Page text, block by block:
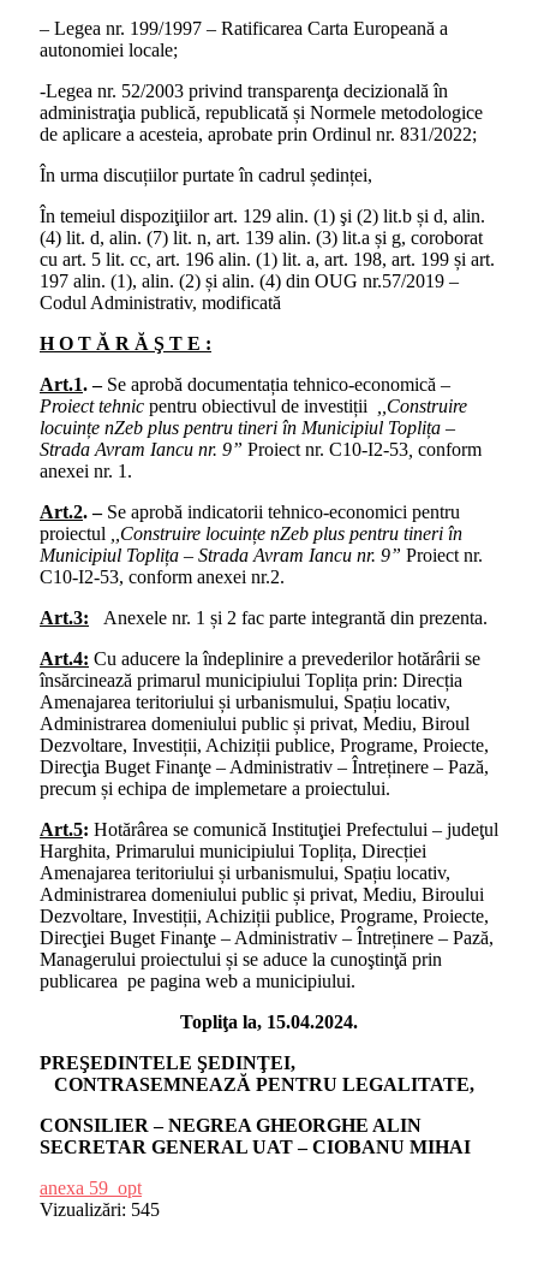
– Legea nr. 199/1997 – Ratificarea Carta Europeană a
autonomiei locale;
-Legea nr. 52/2003 privind transparenţa decizională în
administraţia publică, republicată și Normele metodologice
de aplicare a acesteia, aprobate prin Ordinul nr. 831/2022;
În urma discuțiilor purtate în cadrul ședinței,
În temeiul dispoziţiilor art. 129 alin. (1) şi (2) lit.b și d, alin.
(4) lit. d, alin. (7) lit. n, art. 139 alin. (3) lit.a și g, coroborat
cu art. 5 lit. cc, art. 196 alin. (1) lit. a, art. 198, art. 199 și art.
197 alin. (1), alin. (2) și alin. (4) din OUG nr.57/2019 –
Codul Administrativ, modificată
H O T Ă R Ă Ş T E :
Art.1. – Se aprobă documentația tehnico-economică –
Proiect tehnic pentru obiectivul de investiții ,,Construire
locuințe nZeb plus pentru tineri în Municipiul Toplița –
Strada Avram Iancu nr. 9” Proiect nr. C10-I2-53, conform
anexei nr. 1.
Art.2. – Se aprobă indicatorii tehnico-economici pentru
proiectul ,,Construire locuințe nZeb plus pentru tineri în
Municipiul Toplița – Strada Avram Iancu nr. 9” Proiect nr.
C10-I2-53, conform anexei nr.2.
Art.3: Anexele nr. 1 și 2 fac parte integrantă din prezenta.
Art.4: Cu aducere la îndeplinire a prevederilor hotărârii se
însărcinează primarul municipiului Toplița prin: Direcția
Amenajarea teritoriului și urbanismului, Spațiu locativ,
Administrarea domeniului public și privat, Mediu, Biroul
Dezvoltare, Investiții, Achiziții publice, Programe, Proiecte,
Direcţia Buget Finanţe – Administrativ – Întreținere – Pază,
precum și echipa de implemetare a proiectului.
Art.5: Hotărârea se comunică Instituţiei Prefectului – judeţul
Harghita, Primarului municipiului Toplița, Direcției
Amenajarea teritoriului și urbanismului, Spațiu locativ,
Administrarea domeniului public și privat, Mediu, Biroului
Dezvoltare, Investiții, Achiziții publice, Programe, Proiecte,
Direcţiei Buget Finanţe – Administrativ – Întreținere – Pază,
Managerului proiectului și se aduce la cunoştinţă prin
publicarea pe pagina web a municipiului.
Topliţa la, 15.04.2024.
PREŞEDINTELE ŞEDINŢEI,
CONTRASEMNEAZĂ PENTRU LEGALITATE,
CONSILIER – NEGREA GHEORGHE ALIN
SECRETAR GENERAL UAT – CIOBANU MIHAI
anexa 59_opt
Vizualizări: 545